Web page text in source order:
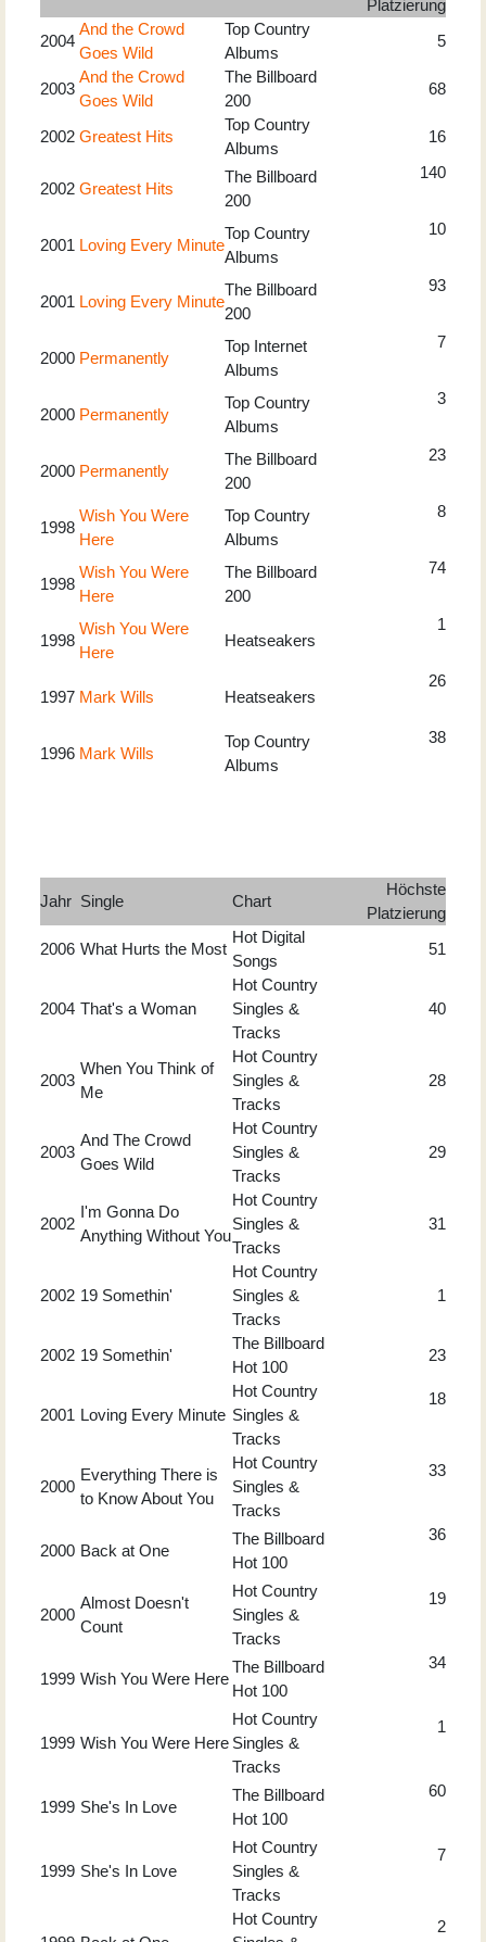
Platzierung
2004
And the Crowd
Goes Wild
Top Country
Albums
5
2003
And the Crowd
Goes Wild
The Billboard
200
68
2002 Greatest Hits
Top Country
Albums
16
2002 Greatest Hits
The Billboard
200
140
2001 Loving Every Minute
Top Country
Albums
10
2001 Loving Every Minute
The Billboard
200
93
2000 Permanently
Top Internet
Albums
7
2000 Permanently
Top Country
Albums
3
2000 Permanently
The Billboard
200
23
1998
Wish You Were
Here
Top Country
Albums
8
1998
Wish You Were
Here
The Billboard
200
74
1998
Wish You Were
Here
Heatseakers
1
1997 Mark Wills Heatseakers
26
1996 Mark Wills
Top Country
Albums
38
Jahr Single Chart
Höchste
Platzierung
2006 What Hurts the Most
Hot Digital
Songs
51
2004 That's a Woman
Hot Country
Singles &
Tracks
40
2003
When You Think of
Me
Hot Country
Singles &
Tracks
28
2003
And The Crowd
Goes Wild
Hot Country
Singles &
Tracks
29
2002
I'm Gonna Do
Anything Without You
Hot Country
Singles &
Tracks
31
2002 19 Somethin'
Hot Country
Singles &
Tracks
1
2002 19 Somethin'
The Billboard
Hot 100
23
2001 Loving Every Minute
Hot Country
Singles &
Tracks
18
2000
Everything There is
to Know About You
Hot Country
Singles &
Tracks
33
2000 Back at One
The Billboard
Hot 100
36
2000
Almost Doesn't
Count
Hot Country
Singles &
Tracks
19
1999 Wish You Were Here
The Billboard
Hot 100
34
1999 Wish You Were Here
Hot Country
Singles &
Tracks
1
1999 She's In Love
The Billboard
Hot 100
60
1999 She's In Love
Hot Country
Singles &
Tracks
7
Hot Country
2